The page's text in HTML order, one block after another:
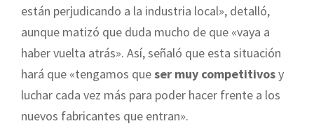
están perjudicando a la industria local», detalló,
aunque matizó que duda mucho de que «vaya a
haber vuelta atrás». Así, señaló que esta situación
hará que «tengamos queser muy competitivosy
luchar cada vez más para poder hacer frente a los
nuevos fabricantes que entran».